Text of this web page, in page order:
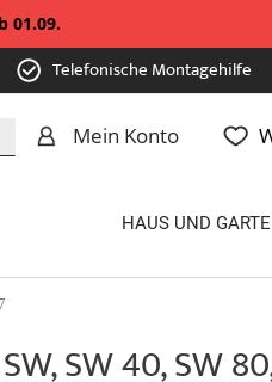
01.09.
Telefonische Montagehilfe
Mein Konto
HAUS UND
SW 40, SW